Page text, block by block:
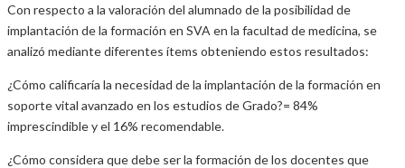
Con respecto a la valoración del alumnado de la posibilidad de
implantación de la formación en SVA en la facultad de medicina, se
analizó mediante diferentes ítems obteniendo estos resultados:
¿Cómo calificaría la necesidad de la implantación de la formación en
soporte vital avanzado en los estudios de Grado?= 84%
imprescindible y el 16% recomendable.
¿Cómo considera que debe ser la formación de los docentes que